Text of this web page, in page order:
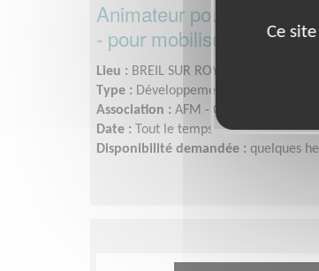
Animateur pour le
- pour mobiliser en
Lieu : BREIL SUR ROYA (06540)
Type : Développement, Fonds,
Association : AFM - Coordination
Date :
Tout le temps
Disponibilité demandée : quelques
Ce